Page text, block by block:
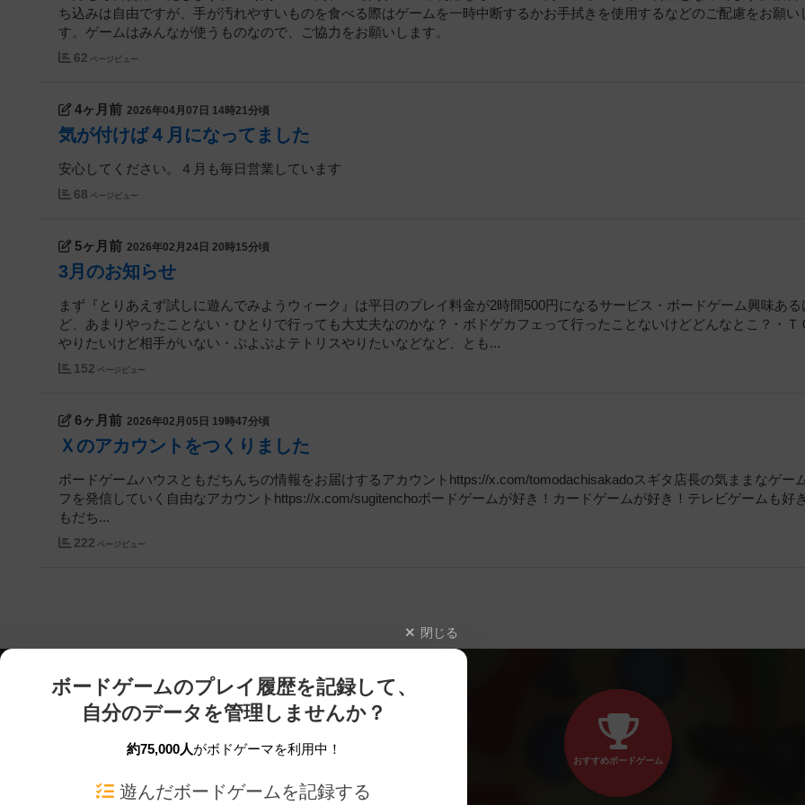
ち込みは自由ですが、手が汚れやすいものを食べる際はゲームを一時中断するかお手拭きを使用するなどのご配慮をお願い
す。ゲームはみんなが使うものなので、ご協力をお願いします。
62 ページビュー
4ヶ月前 2026年04月07日 14時21分頃
気が付けば４月になってました
安心してください。４月も毎日営業しています
68 ページビュー
5ヶ月前 2026年02月24日 20時15分頃
3月のお知らせ
まず『とりあえず試しに遊んでみようウィーク』は平日のプレイ料金が2時間500円になるサービス・ボードゲーム興味ある
ど、あまりやったことない・ひとりで行っても大丈夫なのかな？・ボドゲカフェって行ったことないけどどんなとこ？・Ｔ
やりたいけど相手がいない・ぷよぷよテトリスやりたいなどなど、とも...
152 ページビュー
6ヶ月前 2026年02月05日 19時47分頃
Ｘのアカウントをつくりました
ボードゲームハウスともだちんちの情報をお届けするアカウントhttps://x.com/tomodachisakadoスギタ店長の気ままなゲー
フを発信していく自由なアカウントhttps://x.com/sugitenchoボードゲームが好き！カードゲームが好き！テレビゲームも好
もだち...
222 ページビュー
閉じる
ボードゲームのプレイ履歴を記録して、
自分のデータを管理しませんか？
約75,000人がボドゲーマを利用中！
遊んだボードゲームを記録する
おすすめボードゲーム